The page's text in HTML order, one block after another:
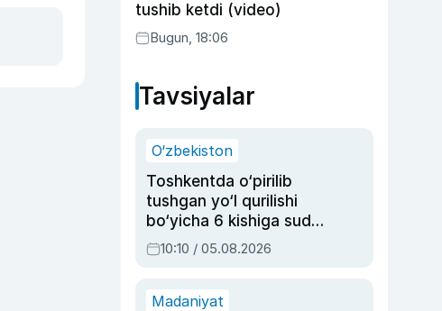
tushib ketdi (video)
Bugun, 18:06
Tavsiyalar
O‘zbekiston
Toshkentda o‘pirilib
tushgan yo‘l qurilishi
bo‘yicha 6 kishiga sud
hukmi o‘qildi
10:10 / 05.08.2026
Madaniyat